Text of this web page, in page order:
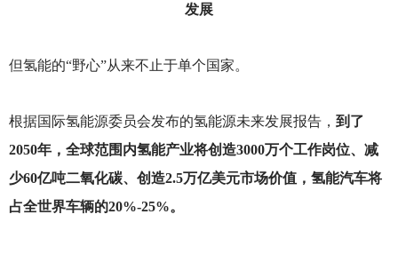
发展
但氢能的“野心”从来不止于单个国家。
根据国际氢能源委员会发布的氢能源未来发展报告， 到了
2050年，全球范围内氢能产业将创造3000万个工作岗位、减
少60亿吨二氧化碳、创造2.5万亿美元市场价值，氢能汽车将
占全世界车辆的20%-25%。